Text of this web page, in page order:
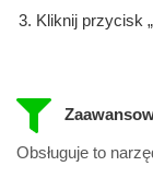
Kliknij przycisk
Obsługuje to